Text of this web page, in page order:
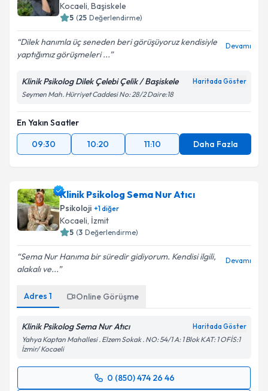
Kocaeli, Başiskele
5 (25 Değerlendirme)
Dilek hanımla üç seneden beri görüşüyoruz kendisiyle
yaptığımız görüşmeleri ...
Devamı
Klinik Psikolog Dilek Çelebi Çelik / Başiskele Haritada Göster
Seymen Mah. Hürriyet Caddesi No: 28/2 Daire:18
En Yakın Saatler
09:30
10:20 11:10 Daha Fazla
Klinik Psikolog Sema Nur Atıcı
Psikoloji +1diğer
Kocaeli, İzmit
5 (3 Değerlendirme)
Sema Nur Hanıma bir süredir gidiyorum. Kendisi ilgili,
alakalı ve...
Devamı
Adres 1 Online Görüşme
Klinik Psikolog Sema Nur Atıcı Haritada Göster
Yahya Kaptan Mahallesi . Elzem Sokak . NO: 54/1 A: 1 Blok KAT: 1 OFİS:1
İzmir/ Kocaeli
0 (850) 474 26 46
Randevu Takvimi Talebi